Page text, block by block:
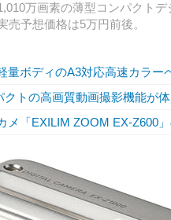
万画素の薄型コンパクト
売予想価格は5万円前後。
量ボディのA3対応高速カラー
クトの高画質動画撮影機能が
メ「EXILIM ZOOM EX-Z600